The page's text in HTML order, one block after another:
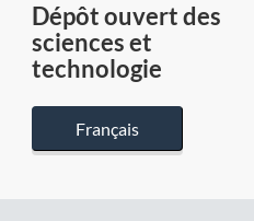
du
Canada
Dépôt ouvert des
sciences et
technologie
Français